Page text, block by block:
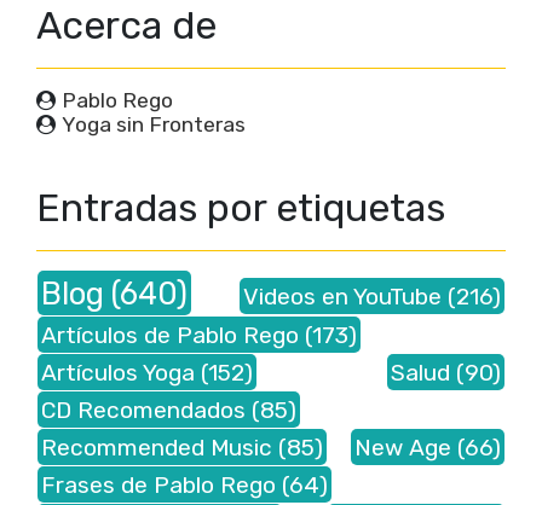
Acerca de
Pablo Rego
Yoga sin Fronteras
Entradas por etiquetas
Blog (640) Videos en YouTube (216)
Artículos de Pablo Rego (173)
Artículos Yoga (152) Salud (90)
CD Recomendados (85)
Recommended Music (85) New Age (66)
Frases de Pablo Rego (64)